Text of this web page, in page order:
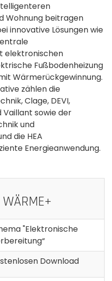
Wohnung beitragen
innovative Lösungen wie
elektronischen
Fußbodenheizung
Wärmerückgewinnung.
zählen die
Clage, DEVI,
Vaillant sowie der
und
die HEA
Energieanwendung.
"Elektronische
Download